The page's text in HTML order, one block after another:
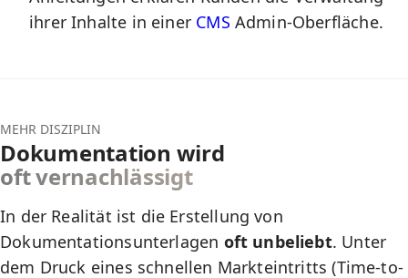
ihrer Inhalte in einer CMS Admin-Oberfläche.
MEHR DISZIPLIN
Dokumentation wird
oft vernachlässigt
In der Realität ist die Erstellung von
Dokumentationsunterlagen oft unbeliebt. Unter
dem Druck eines schnellen Markteintritts (Time-to-